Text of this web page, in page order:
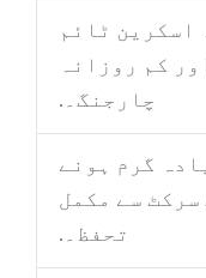
ٹائم
ہونے
مکمل